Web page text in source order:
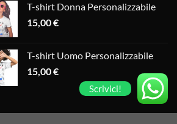
T-shirt Donna Personalizzabile
15,00€
T-shirt Uomo Personalizzabile
15,00€
Scrivici!